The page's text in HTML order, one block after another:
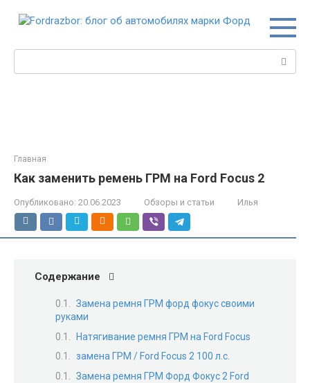
Главная
Как заменить ремень ГРМ на Ford Focus 2
Опубликовано: 20.06.2023 Обзоры и статьи Илья
Содержание
Замена ремня ГРМ форд фокус своими
руками
Натягивание ремня ГРМ на Ford Focus
замена ГРМ / Ford Focus 2 100 л.с.
Замена ремня ГРМ Форд Фокус 2 Ford